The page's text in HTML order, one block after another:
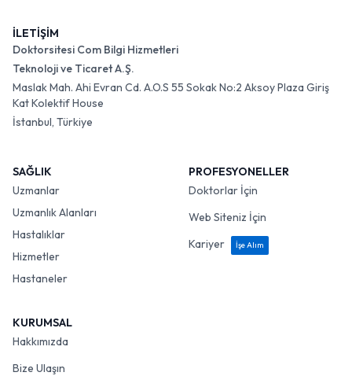
İLETİŞİM
Doktorsitesi Com Bilgi Hizmetleri
Teknoloji ve Ticaret A.Ş.
Maslak Mah. Ahi Evran Cd. A.O.S 55 Sokak No:2 Aksoy Plaza Giriş
Kat Kolektif House
İstanbul, Türkiye
SAĞLIK
Uzmanlar
Uzmanlık Alanları
Hastalıklar
Hizmetler
Hastaneler
PROFESYONELLER
Doktorlar İçin
Web Siteniz İçin
Kariyer
İşe Alım
KURUMSAL
Hakkımızda
Bize Ulaşın